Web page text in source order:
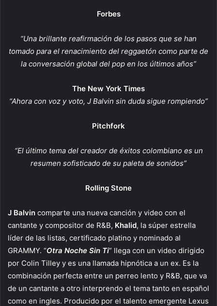
Forbes
“Una brillante reafirmación de los pasos que se han
tomado para el renacimiento del reggaetón como parte de
la conversación global del pop en los últimos años”
The New York Times
“Ahora con voz y voto, J Balvin sin duda sigue rompiendo”
Pitchfork
“El último tema del creador de éxitos colombiano es un
resumen sofisticado de su paleta de sonidos”
Rolling Stone
J Balvin comparte una nueva canción y video con el
cantante y compositor de R&B, Khalid, la súper estrella
líder de las listas, certificado platino y nominado al
GRAMMY. “Otra Noche Sin Ti” llega con un video dirigido
por Colin Tilley y es una llamada hipnótica a un ex. Es la
combinación perfecta entre un perreo lento y R&B, que va
de un cantante a otro interprendo el tema tanto en español
como en ingles. Producido por el talento emergente Lexus